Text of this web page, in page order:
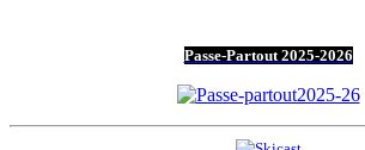
Passe-Partout 2025-2026